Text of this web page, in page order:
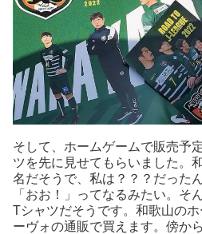
そして、ホームゲームで販売予
ツを先に見せてもらいました。
名だそうで、私は？？？だった
「おお！」ってなるみたい。そ
Tシャツだそうです。和歌山の
ーヴォの通販で買えます。傍か